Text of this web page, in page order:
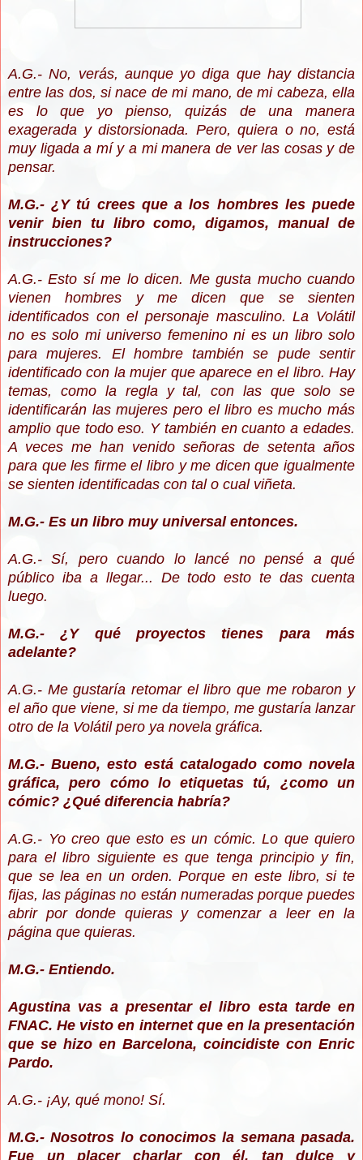
A.G.- No, verás, aunque yo diga que hay distancia
entre las dos, si nace de mi mano, de mi cabeza, ella
es lo que yo pienso, quizás de una manera
exagerada y distorsionada. Pero, quiera o no, está
muy ligada a mí y a mi manera de ver las cosas y de
pensar.
M.G.- ¿Y tú crees que a los hombres les puede
venir bien tu libro como, digamos, manual de
instrucciones?
A.G.- Esto sí me lo dicen. Me gusta mucho cuando
vienen hombres y me dicen que se sienten
identificados con el personaje masculino. La Volátil
no es solo mi universo femenino ni es un libro solo
para mujeres. El hombre también se pude sentir
identificado con la mujer que aparece en el libro. Hay
temas, como la regla y tal, con las que solo se
identificarán las mujeres pero el libro es mucho más
amplio que todo eso. Y también en cuanto a edades.
A veces me han venido señoras de setenta años
para que les firme el libro y me dicen que igualmente
se sienten identificadas con tal o cual viñeta.
M.G.- Es un libro muy universal entonces.
A.G.- Sí, pero cuando lo lancé no pensé a qué
público iba a llegar... De todo esto te das cuenta
luego.
M.G.- ¿Y qué proyectos tienes para más
adelante?
A.G.- Me gustaría retomar el libro que me robaron y
el año que viene, si me da tiempo, me gustaría lanzar
otro de la Volátil pero ya novela gráfica.
M.G.- Bueno, esto está catalogado como novela
gráfica, pero cómo lo etiquetas tú, ¿como un
cómic? ¿Qué diferencia habría?
A.G.- Yo creo que esto es un cómic. Lo que quiero
para el libro siguiente es que tenga principio y fin,
que se lea en un orden. Porque en este libro, si te
fijas, las páginas no están numeradas porque puedes
abrir por donde quieras y comenzar a leer en la
página que quieras.
M.G.- Entiendo.
Agustina vas a presentar el libro esta tarde en
FNAC. He visto en internet que en la presentación
que se hizo en Barcelona, coincidiste con Enric
Pardo.
A.G.- ¡Ay, qué mono! Sí.
M.G.- Nosotros lo conocimos la semana pasada.
Fue un placer charlar con él, tan dulce y